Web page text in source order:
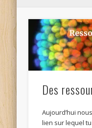
Des
Aujourd’hui
lien sur lequel